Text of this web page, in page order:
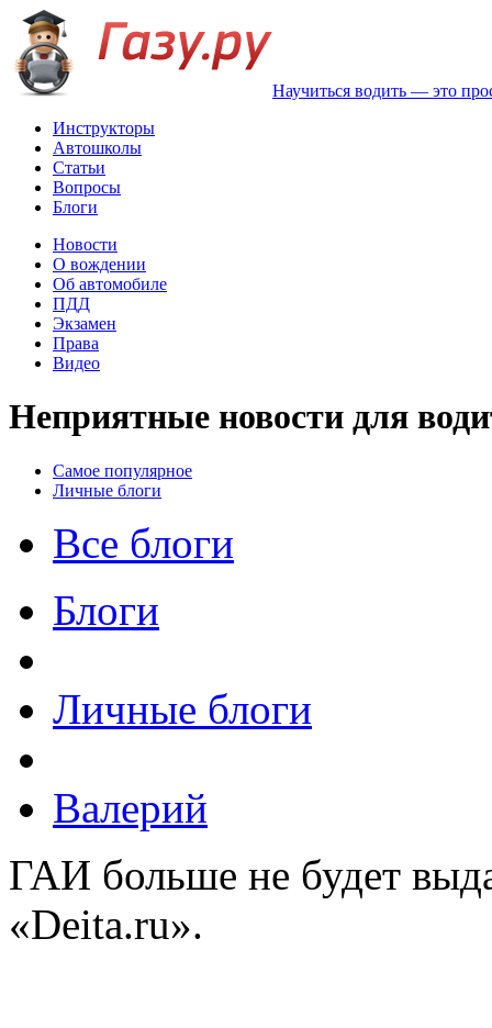
Научиться водить — это
Инструкторы
Автошколы
Статьи
Вопросы
Блоги
Новости
О вождении
Об автомобиле
ПДД
Экзамен
Права
Видео
Неприятные новости для
Самое популярное
Личные блоги
Все блоги
Блоги
Личные блоги
Валерий
ГАИ больше не будет
«Deita.ru».